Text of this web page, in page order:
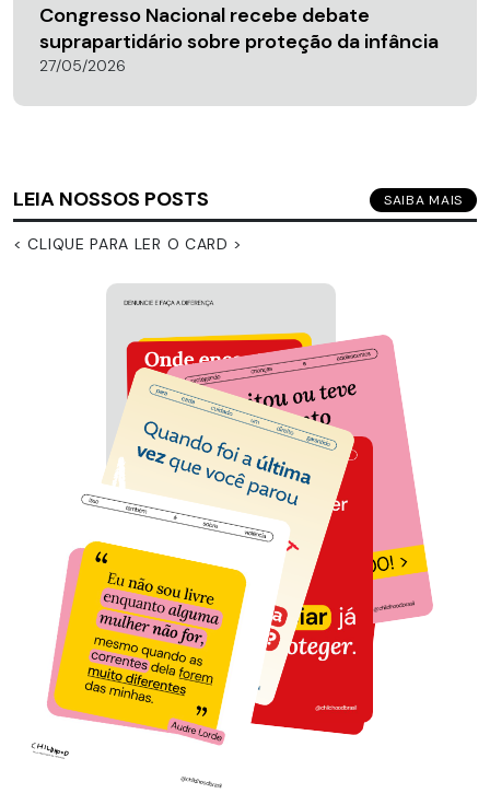
Congresso Nacional recebe debate
suprapartidário sobre proteção da infância
27/05/2026
LEIA NOSSOS POSTS SAIBA MAIS
< CLIQUE PARA LER O CARD >